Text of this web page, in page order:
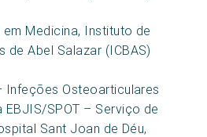
Medicina, Instituto de
de Abel Salazar (ICBAS)
Infeções Osteoarticulares
SPOT – Serviço de
Sant Joan de Déu,